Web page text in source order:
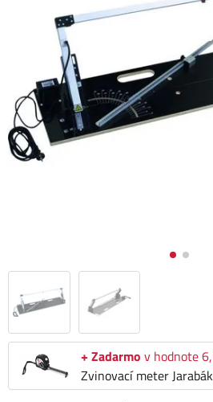
+ Zadarmo v hodnote
Zvinovací meter